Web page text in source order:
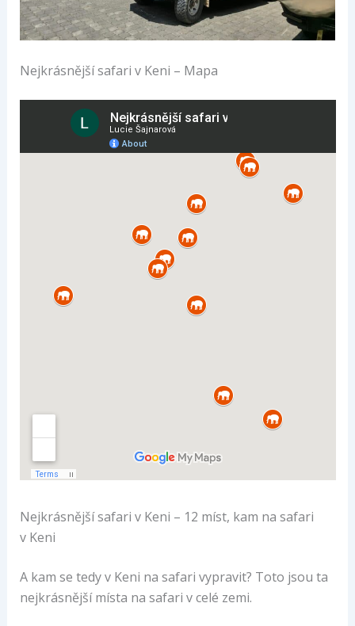
Nejkrásnější safari v Keni – Mapa
Nejkrásnější safari v Keni – 12 míst, kam na safari
v Keni
A kam se tedy v Keni na safari vypravit? Toto jsou ta
nejkrásnější místa na safari v celé zemi.